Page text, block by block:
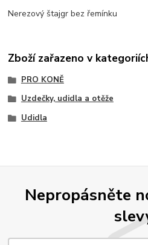
Nerezový štajgr bez řemínku
Zboží zařazeno v
PRO KONĚ
Uzdečky, udidla a otěže
Udidla
Nepropásněte